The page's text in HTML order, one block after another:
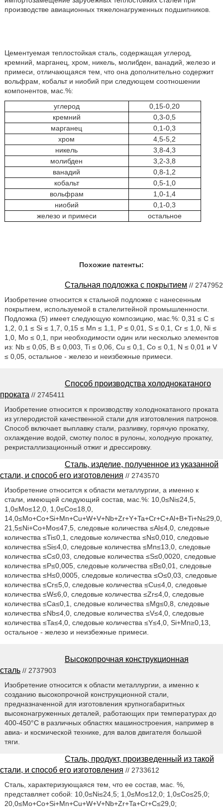
производстве авиационных тяжелонагруженных подшипников.
Цементуемая теплостойкая сталь, содержащая углерод,
кремний, марганец, хром, никель, молибден, ванадий, железо и
примеси, отличающаяся тем, что она дополнительно содержит
вольфрам, кобальт и ниобий при следующем соотношении
компонентов, мас.%:
углерод
0,15-0,20
кремний
0,3-0,5
марганец
0,1-0,3
хром
4,5-5,2
никель
3,8-4,3
молибден
3,2-3,8
ванадий
0,8-1,2
кобальт
0,5-1,0
вольфрам
1,0-1,4
ниобий
0,1-0,3
железо и примеси
остальное
Похожие патенты:
Стальная подложка с покрытием // 2747952
Изобретение относится к стальной подложке с нанесенным
покрытием, используемой в сталелитейной промышленности.
Подложка (5) имеет следующую композицию, мас.%: 0,31 ≤ C ≤
1,2, 0,1 ≤ Si ≤ 1,7, 0,15 ≤ Mn ≤ 1,1, P ≤ 0,01, S ≤ 0,1, Cr ≤ 1,0, Ni ≤
1,0, Mo ≤ 0,1, при необходимости один или несколько элементов
из: Nb ≤ 0,05, B ≤ 0,003, Ti ≤ 0,06, Cu ≤ 0,1, Co ≤ 0,1, N ≤ 0,01 и V
≤ 0,05, остальное - железо и неизбежные примеси.
Способ производства холоднокатаного
проката // 2745411
Изобретение относится к производству холоднокатаного проката
из углеродистой качественной стали для изготовления патронов.
Способ включает выплавку стали, разливку, горячую прокатку,
охлаждение водой, смотку полос в рулоны, холодную прокатку,
рекристаллизационный отжиг и дрессировку.
Сталь, изделие, полученное из указанной
стали, и способ его изготовления // 2743570
Изобретение относится к области металлургии, а именно к
стали, имеющей следующий состав, мас.%: 10,0≤Ni≤24,5,
1,0≤Mo≤12,0, 1,0≤Со≤18,0,
14,0≤Мо+Со+Si+Mn+Cu+W+V+Nb+Zr+Y+Ta+Cr+C+Al+B+Ti+N≤29,0,
21,5≤Ni+Co+Mo≤47,5, следовые количества ≤Al≤4,0, следовые
количества ≤Ti≤0,1, следовые количества ≤N≤0,010, следовые
количества ≤Si≤4,0, следовые количества ≤Mn≤13,0, следовые
количества ≤C≤0,03, следовые количества ≤S≤0,0020, следовые
количества ≤Р≤0,005, следовые количества ≤В≤0,01, следовые
количества ≤Н≤0,0005, следовые количества ≤О≤0,03, следовые
количества ≤Cr≤5,0, следовые количества ≤Cu≤4,0, следовые
количества ≤W≤6,0, следовые количества ≤Zr≤4,0, следовые
количества ≤Ca≤0,1, следовые количества ≤Mg≤0,8, следовые
количества ≤Nb≤4,0, следовые количества ≤V≤4,0, следовые
количества ≤Ta≤4,0, следовые количества ≤Y≤4,0, Si+Mn≥0,13,
остальное - железо и неизбежные примеси.
Высокопрочная конструкционная
сталь // 2737903
Изобретение относится к области металлургии, а именно к
созданию высокопрочной конструкционной стали,
предназначенной для изготовления крупногабаритных
высоконагруженных деталей, работающих при температурах до
400-450°С в различных областях машиностроения, например в
авиа- и космической технике, для валов двигателя большой
тяги.
Сталь, продукт, произведенный из такой
стали, и способ его изготовления // 2733612
Сталь, характеризующаяся тем, что ее состав, мас. %,
представляет собой: 10,0≤Ni≤24,5; 1,0≤Mo≤12,0; 1,0≤Со≤25,0;
20,0≤Мо+Со+Si+Mn+Cu+W+V+Nb+Zr+Ta+Cr+C≤29,0;